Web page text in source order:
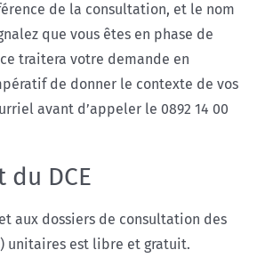
de la consultation, et le nom
que vous êtes en phase de
traitera votre demande en
de donner le contexte de vos
avant d’appeler le 0892 14 00
du DCE
et aux dossiers de consultation des
unitaires est libre et gratuit.